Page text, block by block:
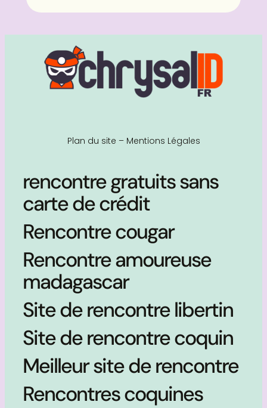
Plan du site – Mentions Légales
rencontre gratuits sans
carte de crédit
Rencontre cougar
Rencontre amoureuse
madagascar
Site de rencontre libertin
Site de rencontre coquin
Meilleur site de rencontre
Rencontres coquines